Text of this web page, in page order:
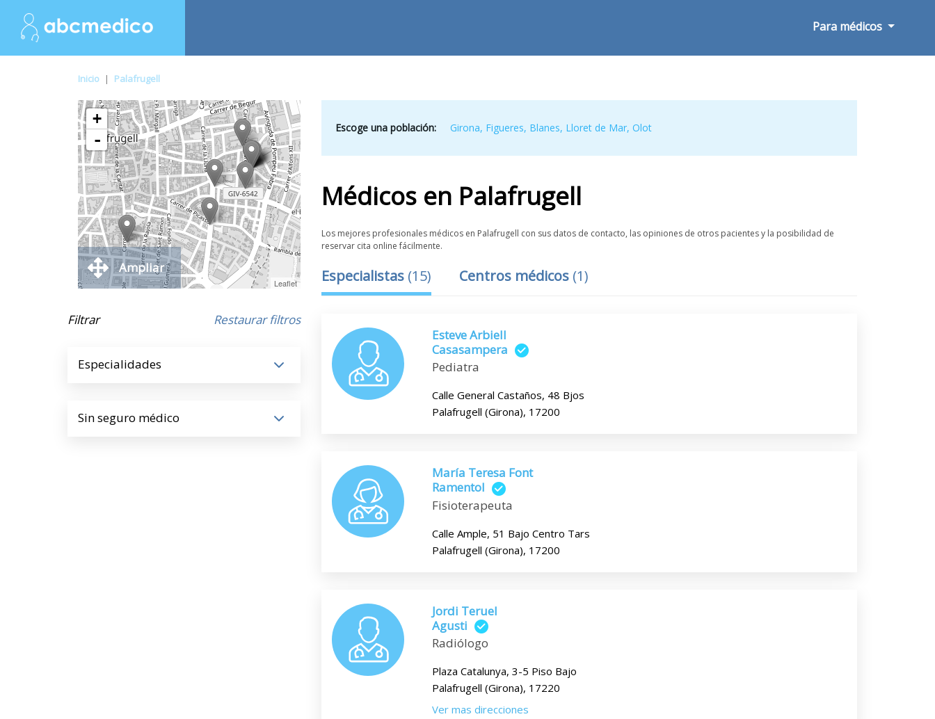
Para médicos
Inicio | Palafrugell
+
-
Leaflet
Ampliar
Filtrar Restaurar filtros
Especialidades
Sin seguro médico
Escoge una población: Girona, Figueres, Blanes, Lloret de Mar,Olot
Médicos en Palafrugell
Los mejores profesionales médicos en Palafrugell con sus datos de contacto, las opiniones de otros pacientes y la posibilidad de
reservar cita online fácilmente.
Especialistas (15) Centros médicos (1)
Esteve Arbiell
Casasampera
Pediatra
Calle General Castaños, 48 Bjos
Palafrugell (Girona), 17200
María Teresa Font
Ramentol
Fisioterapeuta
Calle Ample, 51 Bajo Centro Tars
Palafrugell (Girona), 17200
Jordi Teruel
Agusti
Radiólogo
Plaza Catalunya, 3-5 Piso Bajo
Palafrugell (Girona), 17220
Ver mas direcciones